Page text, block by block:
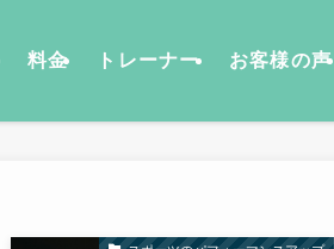
料金 トレーナー お客様の声